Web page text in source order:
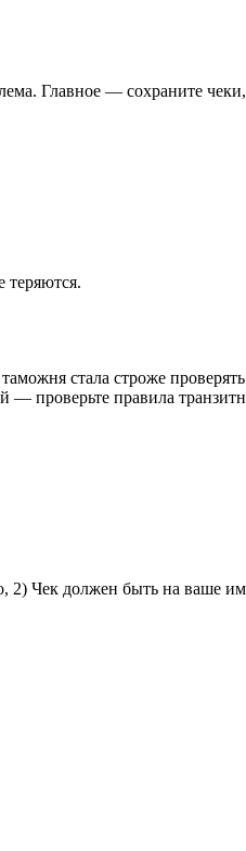
Главное — сохраните
теряются.
стала строже
— проверьте правила
Чек должен быть на ваше